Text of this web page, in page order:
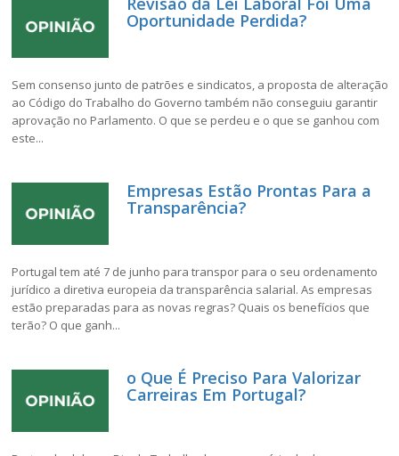
Oportunidade Perdida?
Sem consenso junto de patrões e sindicatos, a proposta de alteração
ao Código do Trabalho do Governo também não conseguiu garantir
aprovação no Parlamento. O que se perdeu e o que se ganhou com
este...
Empresas Estão Prontas Para a
Transparência?
Portugal tem até 7 de junho para transpor para o seu ordenamento
jurídico a diretiva europeia da transparência salarial. As empresas
estão preparadas para as novas regras? Quais os benefícios que
terão? O que ganh...
o Que É Preciso Para Valorizar
Carreiras Em Portugal?